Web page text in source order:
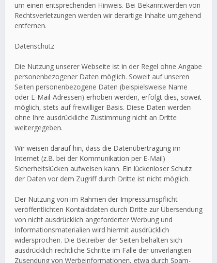
um einen entsprechenden Hinweis. Bei Bekanntwerden von
Rechtsverletzungen werden wir derartige Inhalte umgehend
entfernen.
Datenschutz
Die Nutzung unserer Webseite ist in der Regel ohne Angabe
personenbezogener Daten möglich. Soweit auf unseren
Seiten personenbezogene Daten (beispielsweise Name
oder E-Mail-Adressen) erhoben werden, erfolgt dies, soweit
möglich, stets auf freiwilliger Basis. Diese Daten werden
ohne Ihre ausdrückliche Zustimmung nicht an Dritte
weitergegeben.
Wir weisen darauf hin, dass die Datenübertragung im
Internet (z.B. bei der Kommunikation per E-Mail)
Sicherheitslücken aufweisen kann. Ein lückenloser Schutz
der Daten vor dem Zugriff durch Dritte ist nicht möglich.
Der Nutzung von im Rahmen der Impressumspflicht
veröffentlichten Kontaktdaten durch Dritte zur Übersendung
von nicht ausdrücklich angeforderter Werbung und
Informationsmaterialien wird hiermit ausdrücklich
widersprochen. Die Betreiber der Seiten behalten sich
ausdrücklich rechtliche Schritte im Falle der unverlangten
Zusendung von Werbeinformationen, etwa durch Spam-